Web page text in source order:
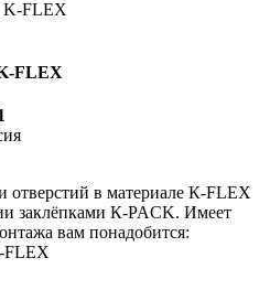
FLEX
отверстий в материале К-FLEX
заклёпками К-PACK. Имеет
вам понадобится:
FLEX